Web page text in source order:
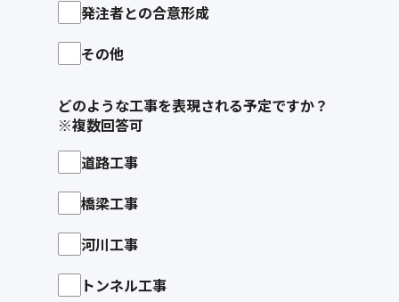
発注者との合意形成
その他
どのような工事を表現される予定ですか？
※複数回答可
道路工事
橋梁工事
河川工事
トンネル工事